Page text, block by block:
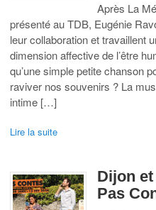
Après La
présenté au TDB, Eugénie
leur collaboration et travaillent
dimension affective de l’être
qu’une simple petite chanson
raviver nos souvenirs ? La
intime […]
Lire la suite
Dijon
Pas